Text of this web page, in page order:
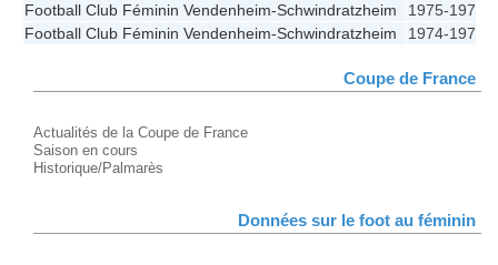
Football Club Féminin Vendenheim-Schwindratzheim
1975-1976
Football Club Féminin Vendenheim-Schwindratzheim
1974-1975
Coupe de France
Actualités de la Coupe de France
Saison en cours
Historique/Palmarès
Données sur le foot au féminin